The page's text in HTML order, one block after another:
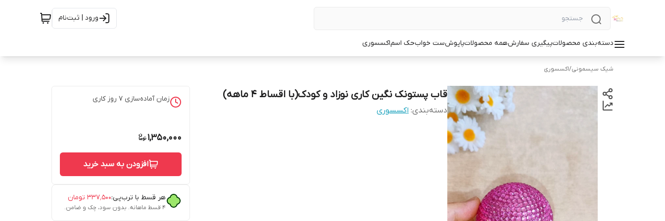
ورود | ثبت‌نام
دسته‌بندی محصولاتپیگیری سفارشهمه محصولاتپاپوشست خوابحک اسماکسسوری
شیک سیسمونی/اکسسوری
قاب پستونک نگین کاری نوزاد و‌ کودک(با اقساط ۴ ماهه)
دسته‌بندی: اکسسوری
زمان آماده‌سازی 7 روز کاری
1,350,000
افزودن به سبد خرید
هر قسط با ترب‌پی:۳۳۷٬۵۰۰ تومان
۴ قسط ماهانه. بدون سود، چک و ضامن.